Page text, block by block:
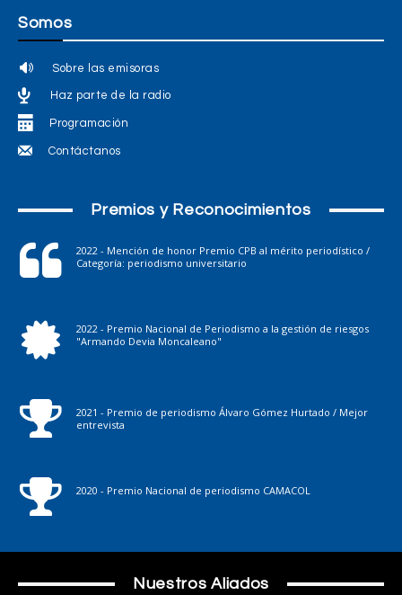
Somos
Sobre las emisoras
Haz parte de la radio
Programación
Contáctanos
Premios y Reconocimientos
2022 - Mención de honor Premio CPB al mérito periodístico /
Categoría: periodismo universitario
2022 - Premio Nacional de Periodismo a la gestión de riesgos
"Armando Devia Moncaleano"
2021 - Premio de periodismo Álvaro Gómez Hurtado / Mejor
entrevista
2020 - Premio Nacional de periodismo CAMACOL
Nuestros Aliados